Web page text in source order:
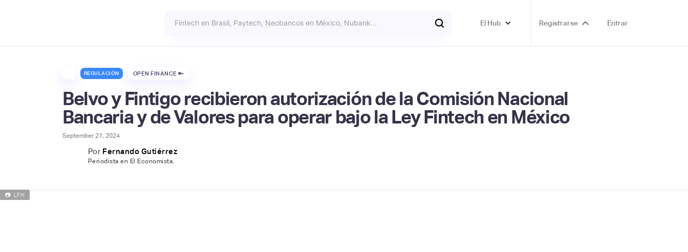
El Hub Registrarse Entrar
REGULACIÓN OPEN FINANCE 🔑
Belvo y Fintigo recibieron autorización de la Comisión Nacional
Bancaria y de Valores para operar bajo la Ley Fintech en México
September 27, 2024
Por Fernando Gutiérrez
Periodista en El Economista.
📷 LFH